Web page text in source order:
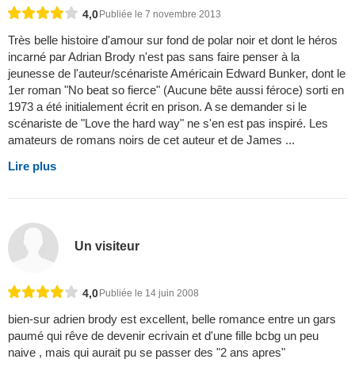
4,0Publiée le 7 novembre 2013
Très belle histoire d'amour sur fond de polar noir et dont le héros
incarné par Adrian Brody n'est pas sans faire penser à la
jeunesse de l'auteur/scénariste Américain Edward Bunker, dont le
1er roman "No beat so fierce" (Aucune bête aussi féroce) sorti en
1973 a été initialement écrit en prison. A se demander si le
scénariste de "Love the hard way" ne s'en est pas inspiré. Les
amateurs de romans noirs de cet auteur et de James ...
Lire plus
Un visiteur
4,0Publiée le 14 juin 2008
bien-sur adrien brody est excellent, belle romance entre un gars
paumé qui rêve de devenir ecrivain et d'une fille bcbg un peu
naive , mais qui aurait pu se passer des "2 ans apres"